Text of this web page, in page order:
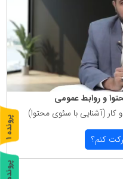
و روابط عمومی
(آشنایی با سئوی محتوا)
كنم؟
پ
ر
و
ن
د
ه
1
پ
2